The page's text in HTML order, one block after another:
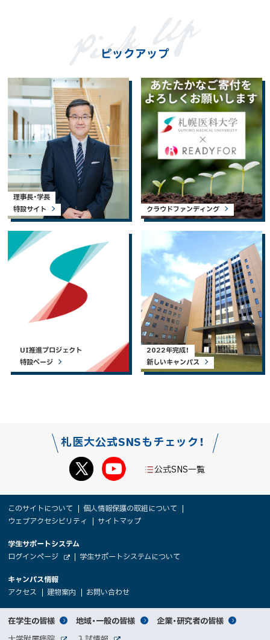
ピックアップ
理事長・学長
特設サイト
クラウドファンディング
UI推進プロジェクト
特設ページ
2022年完成！
新しいキャンパス
札医大公式SNSもチェック！
公式SNS一覧
サ
イ
ト
報
このサイトについて
個人情報保護の取組について
ウェブアクセシビリティ
サイトマップ
大
学
関
者
学生サポートシステム
ログインページ
イ
ト
（
新
ィ
ド
ウ
で
開
学生サポートシステムについて
キャンパス情報
アクセス
（
新
規
ウ
ィ
ン
建物案内
（
新
規
ウ
ィ
ン
お問い合わせ
規
ウ
ィ
サ
対
象
在学生の皆様 地域・一般の皆様 企業・研究者の皆様